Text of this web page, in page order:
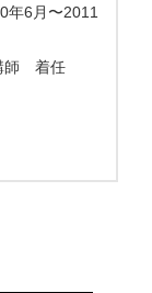
年6月〜2011
師 着任